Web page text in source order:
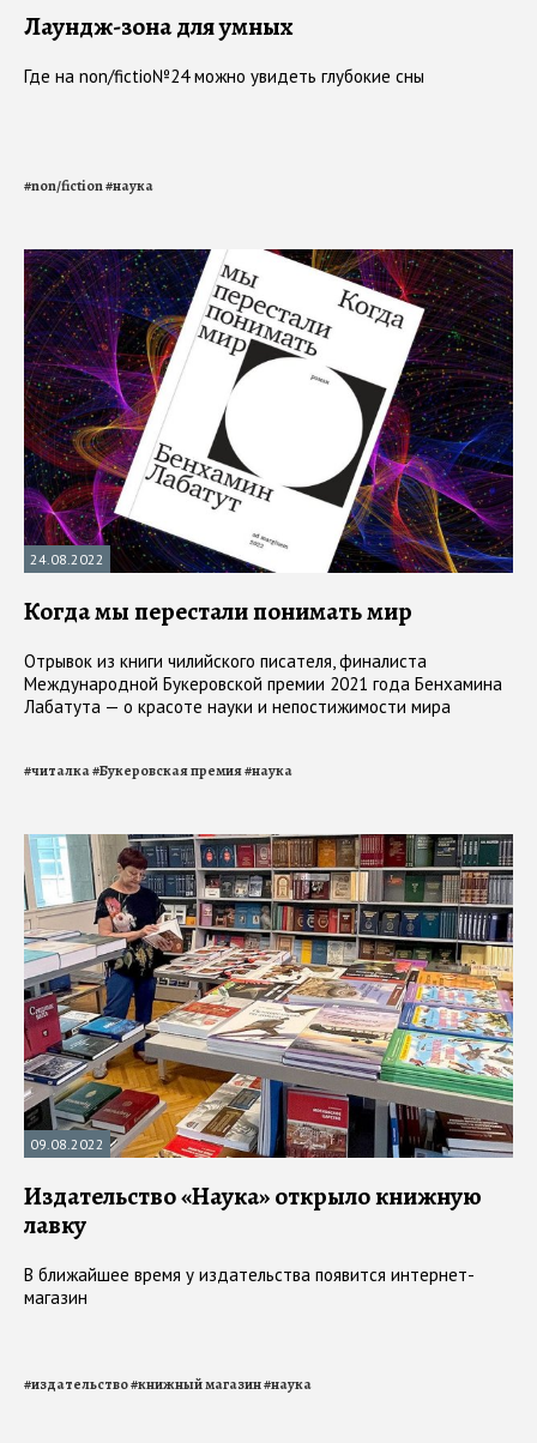
Лаундж-зона для умных
Где на non/fictio№24 можно увидеть глубокие сны
#non/fiction#наука
24.08.2022
Когда мы перестали понимать мир
Отрывок из книги чилийского писателя, финалиста
Международной Букеровской премии 2021 года Бенхамина
Лабатута — о красоте науки и непостижимости мира
#читалка#Букеровская премия#наука
09.08.2022
Издательство «Наука» открыло книжную
лавку
В ближайшее время у издательства появится интернет-
магазин
#издательство#книжный магазин#наука